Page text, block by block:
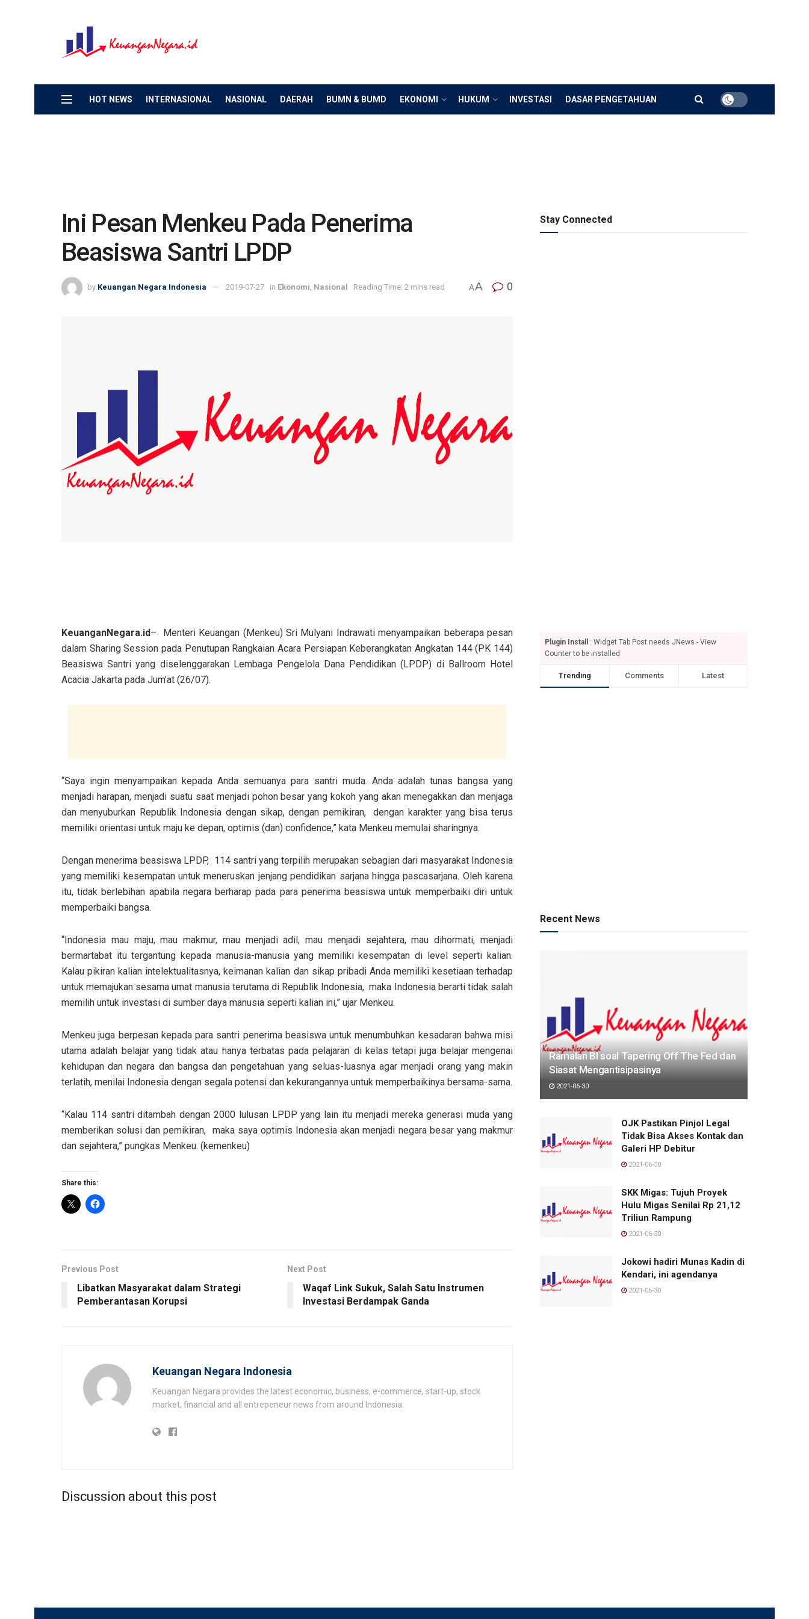
HOT NEWS INTERNASIONAL NASIONAL DAERAH BUMN & BUMD EKONOMI HUKUM INVESTASI DASAR PENGETAHUAN
Ini Pesan Menkeu Pada Penerima
Beasiswa Santri LPDP
by Keuangan Negara Indonesia 2019-07-27 in Ekonomi Nasional Reading Time: 2 mins read AA 0
KeuanganNegara.id– Menteri Keuangan (Menkeu) Sri Mulyani Indrawati menyampaikan beberapa pesan
dalam Sharing Session pada Penutupan Rangkaian Acara Persiapan Keberangkatan Angkatan 144 (PK 144)
Beasiswa Santri yang diselenggarakan Lembaga Pengelola Dana Pendidikan (LPDP) di Ballroom Hotel
Acacia Jakarta pada Jum’at (26/07).
“Saya ingin menyampaikan kepada Anda semuanya para santri muda. Anda adalah tunas bangsa yang
menjadi harapan, menjadi suatu saat menjadi pohon besar yang kokoh yang akan menegakkan dan menjaga
dan menyuburkan Republik Indonesia dengan sikap, dengan pemikiran, dengan karakter yang bisa terus
memiliki orientasi untuk maju ke depan, optimis (dan) confidence,” kata Menkeu memulai sharingnya.
Dengan menerima beasiswa LPDP, 114 santri yang terpilih merupakan sebagian dari masyarakat Indonesia
yang memiliki kesempatan untuk meneruskan jenjang pendidikan sarjana hingga pascasarjana. Oleh karena
itu, tidak berlebihan apabila negara berharap pada para penerima beasiswa untuk memperbaiki diri untuk
memperbaiki bangsa.
“Indonesia mau maju, mau makmur, mau menjadi adil, mau menjadi sejahtera, mau dihormati, menjadi
bermartabat itu tergantung kepada manusia-manusia yang memiliki kesempatan di level seperti kalian.
Kalau pikiran kalian intelektualitasnya, keimanan kalian dan sikap pribadi Anda memiliki kesetiaan terhadap
untuk memajukan sesama umat manusia terutama di Republik Indonesia, maka Indonesia berarti tidak salah
memilih untuk investasi di sumber daya manusia seperti kalian ini,” ujar Menkeu.
Menkeu juga berpesan kepada para santri penerima beasiswa untuk menumbuhkan kesadaran bahwa misi
utama adalah belajar yang tidak atau hanya terbatas pada pelajaran di kelas tetapi juga belajar mengenai
kehidupan dan negara dan bangsa dan pengetahuan yang seluas-luasnya agar menjadi orang yang makin
terlatih, menilai Indonesia dengan segala potensi dan kekurangannya untuk memperbaikinya bersama-sama.
“Kalau 114 santri ditambah dengan 2000 lulusan LPDP yang lain itu menjadi mereka generasi muda yang
memberikan solusi dan pemikiran, maka saya optimis Indonesia akan menjadi negara besar yang makmur
dan sejahtera,” pungkas Menkeu. (kemenkeu)
Share this:
Previous Post
Libatkan Masyarakat dalam Strategi
Pemberantasan Korupsi
Next Post
Waqaf Link Sukuk, Salah Satu Instrumen
Investasi Berdampak Ganda
Keuangan Negara Indonesia
Keuangan Negara provides the latest economic, business, e-commerce, start-up, stock
market, financial and all entrepeneur news from around Indonesia.
Discussion about this post
Stay Connected
Plugin Install
: Widget Tab Post needs JNews - View
Counter to be installed
Trending Comments Latest
Recent News
Ramalan BI soal Tapering Off The Fed dan
Siasat Mengantisipasinya
2021-06-30
OJK Pastikan Pinjol Legal
Tidak Bisa Akses Kontak dan
Galeri HP Debitur
2021-06-30
SKK Migas: Tujuh Proyek
Hulu Migas Senilai Rp 21,12
Triliun Rampung
2021-06-30
Jokowi hadiri Munas Kadin di
Kendari, ini agendanya
2021-06-30